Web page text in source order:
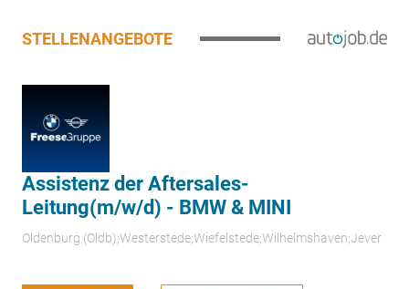
STELLENANGEBOTE
Assistenz der Aftersales-
Leitung(m/w/d) - BMW & MINI
Oldenburg (Oldb);Westerstede;Wiefelstede;Wilhelmshaven;Jever